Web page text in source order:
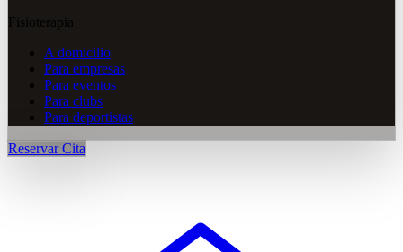
Fisioterapia
A domicilio
Para empresas
Para eventos
Para clubs
Para deportistas
Reservar Cita